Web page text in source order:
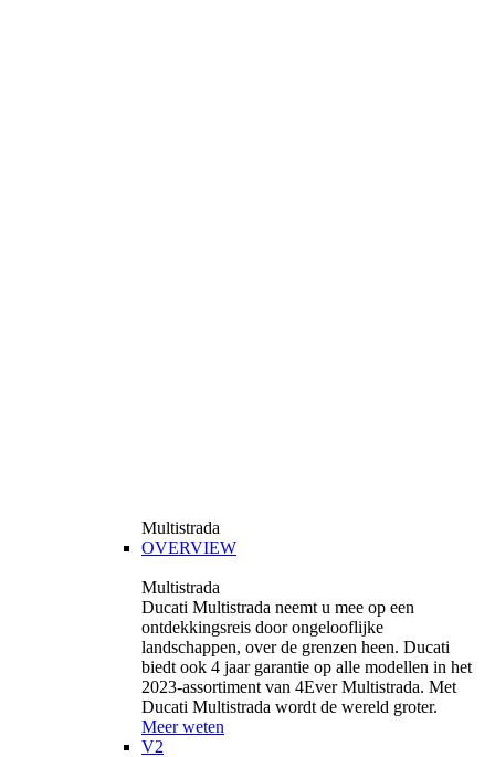
Multistrada
OVERVIEW
Multistrada
Ducati Multistrada neemt u mee op een
ontdekkingsreis door ongelooflijke
landschappen, over de grenzen heen. Ducati
biedt ook 4 jaar garantie op alle modellen in het
2023-assortiment van 4Ever Multistrada. Met
Ducati Multistrada wordt de wereld groter.
Meer weten
V2